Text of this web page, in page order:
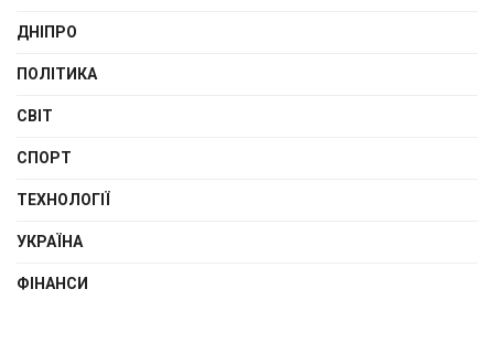
ДНІПРО
ПОЛІТИКА
СВІТ
СПОРТ
ТЕХНОЛОГІЇ
УКРАЇНА
ФІНАНСИ